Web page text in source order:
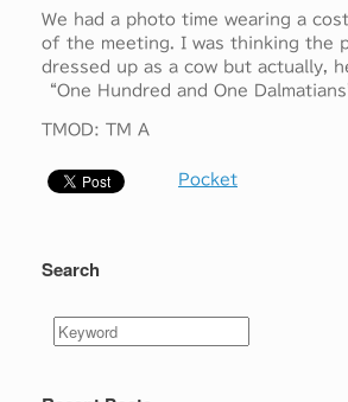
We had a photo time wearing a
of the meeting. I was thinking the
dressed up as a cow but actually,
“One Hundred and One
TMOD: TM A
Pocket
Search